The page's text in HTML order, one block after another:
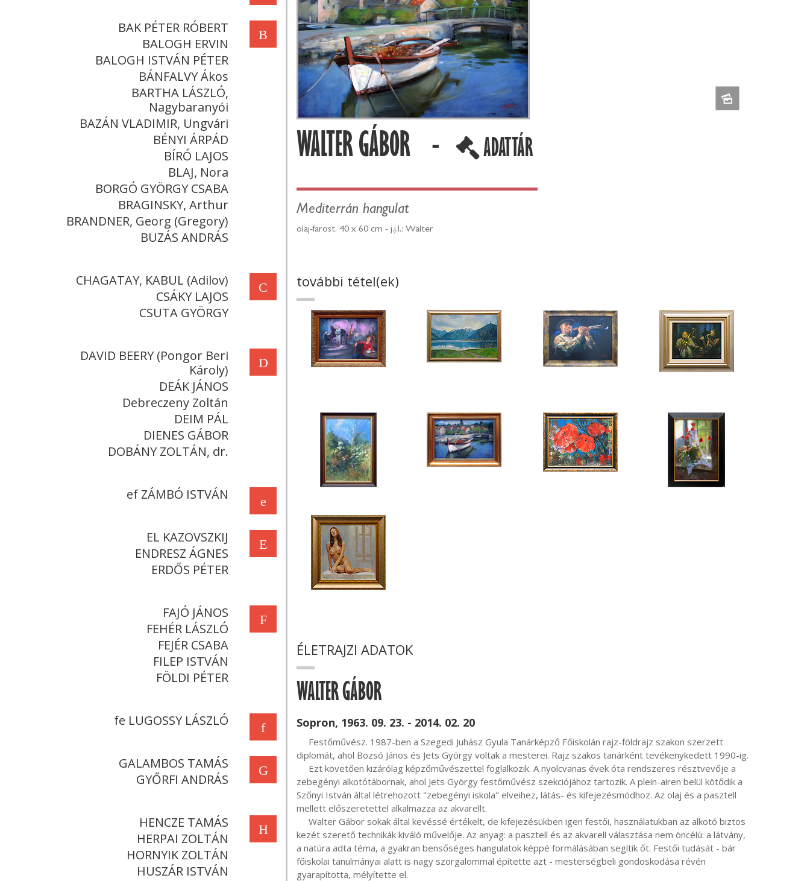
B
BAK PÉTER RÓBERT
BALOGH ERVIN
BALOGH ISTVÁN PÉTER
BÁNFALVY Ákos
BARTHA LÁSZLÓ,
Nagybaranyói
BAZÁN VLADIMIR, Ungvári
BÉNYI ÁRPÁD
BÍRÓ LAJOS
BLAJ, Nora
BORGÓ GYÖRGY CSABA
BRAGINSKY, Arthur
BRANDNER, Georg (Gregory)
BUZÁS ANDRÁS
C
CHAGATAY, KABUL (Adilov)
CSÁKY LAJOS
CSUTA GYÖRGY
D
DAVID BEERY (Pongor Beri
Károly)
DEÁK JÁNOS
Debreczeny Zoltán
DEIM PÁL
DIENES GÁBOR
DOBÁNY ZOLTÁN, dr.
e
ef ZÁMBÓ ISTVÁN
E
EL KAZOVSZKIJ
ENDRESZ ÁGNES
ERDŐS PÉTER
F
FAJÓ JÁNOS
FEHÉR LÁSZLÓ
FEJÉR CSABA
FILEP ISTVÁN
FÖLDI PÉTER
f
fe LUGOSSY LÁSZLÓ
G
GALAMBOS TAMÁS
GYŐRFI ANDRÁS
H
HENCZE TAMÁS
HERPAI ZOLTÁN
HORNYIK ZOLTÁN
HUSZÁR ISTVÁN
WALTER GÁBOR - ADATTÁR
Mediterrán hangulat
olaj-farost, 40 x 60 cm - j.j.l.: Walter
további tétel(ek)
ÉLETRAJZI ADATOK
WALTER GÁBOR
Sopron, 1963. 09. 23. - 2014. 02. 20
diplomát, ahol Bozsó János és Jets György voltak a mesterei. Rajz szakos tanárként tevékenykedett 1990-ig.
zebegényi alkotótábornak, ahol Jets György festőművész szekciójához tartozik. A plein-airen belül kötődik a
Szőnyi István által létrehozott "zebegényi iskola" elveihez, látás- és kifejezésmódhoz. Az olaj és a pasztell
mellett előszeretettel alkalmazza az akvarellt.
kezét szerető technikák kiváló művelője. Az anyag: a pasztell és az akvarell választása nem öncélú: a látvány,
a natúra adta téma, a gyakran bensőséges hangulatok képpé formálásában segítik őt. Festői tudását - bár
főiskolai tanulmányai alatt is nagy szorgalommal építette azt - mesterségbeli gondoskodása révén
gyarapította, mélyítette el.